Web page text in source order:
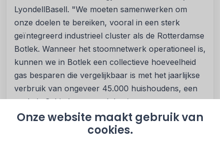
Onze website maakt gebruik van
cookies.
LyondellBasell. "We moeten samenwerken om
onze doelen te bereiken, vooral in een sterk
geïntegreerd industrieel cluster als de Rotterdamse
Botlek. Wanneer het stoomnetwerk operationeel is,
kunnen we in Botlek een collectieve hoeveelheid
gas besparen die vergelijkbaar is met het jaarlijkse
verbruik van ongeveer 45.000 huishoudens, een
stad als Schiedam, en zal de uitstoot van
broeikasgassen op onze Botlek locatie met 15%